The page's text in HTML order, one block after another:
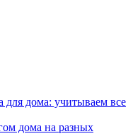
для дома: учитываем все
дома на разных